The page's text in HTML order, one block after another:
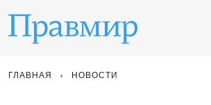
ГЛАВНАЯ НОВОСТИ